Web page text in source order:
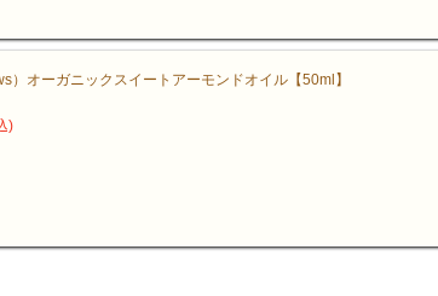
）オーガニックスイートアーモンドオイル【50ml】
)